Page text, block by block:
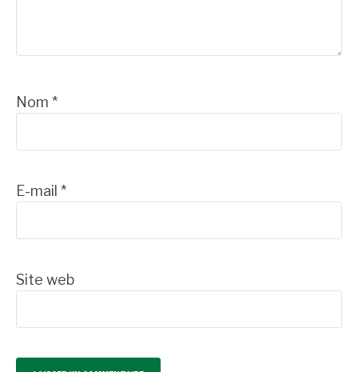
Nom *
E-mail *
Site web